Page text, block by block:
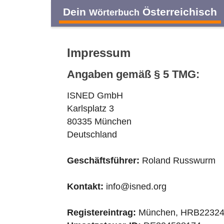
Dein Wörterbuch Österreichisch
Impressum
Angaben gemäß § 5 TMG:
ISNED GmbH
Karlsplatz 3
80335 München
Deutschland
Geschäftsführer: Roland Russwurm
Kontakt: info@isned.org
Registereintrag: München,